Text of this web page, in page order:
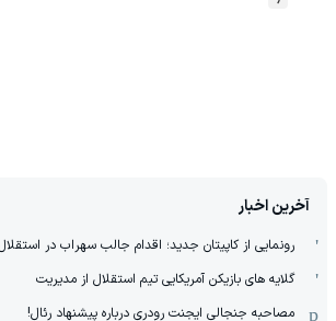
آخرین اخبار
رونمایی از کاپیتان جدید؛ اقدام جالب سهراب در
گلایه های بازیکن آمریکایی تیم استقلال از مدیریت
مصاحبه جنجالی ایجنت رودری درباره پیشنهاد رئال!